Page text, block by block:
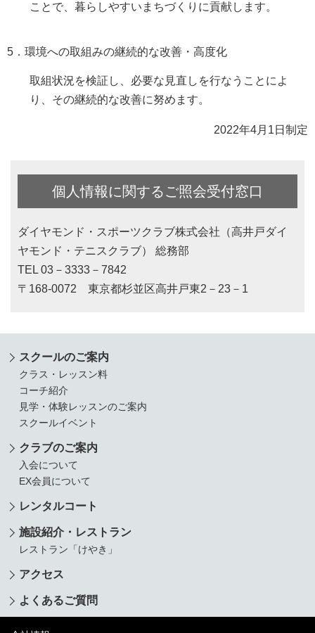
ことで、暮らしやすいまちづくりに貢献します。
5．環境への取組みの継続的な改善・高度化
取組状況を検証し、必要な見直しを行なうことによ
り、その継続的な改善に努めます。
2022年4月1日制定
個人情報に関するご照会受付窓口
ダイヤモンド・スポーツクラブ株式会社（高井戸ダイ
ヤモンド・テニスクラブ） 総務部
TEL 03－3333－7842
〒168-0072 東京都杉並区高井戸東2－23－1
スクールのご案内
クラス・レッスン料
コーチ紹介
見学・体験レッスンのご案内
スクールイベント
クラブのご案内
入会について
EX会員について
レンタルコート
施設紹介・レストラン
レストラン「けやき」
アクセス
よくあるご質問